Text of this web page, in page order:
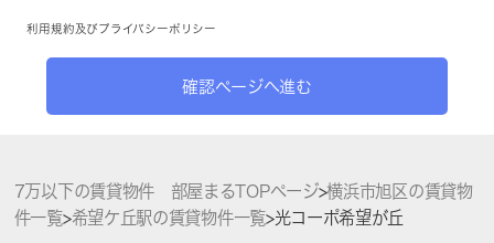
利用規約 及び プライバシーポリシー
確認ページへ進む
7万以下の賃貸物件 部屋まるTOPページ>横浜市旭区の賃貸物
件一覧>希望ケ丘駅の賃貸物件一覧>光コーポ希望が丘